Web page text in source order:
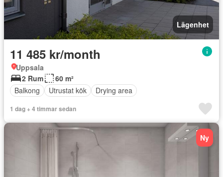
Lägenhet
11 485 kr/month
Uppsala
2 Rum
60 m²
Balkong
Utrustat kök Drying area
1 dag + 4 timmar sedan
Ny